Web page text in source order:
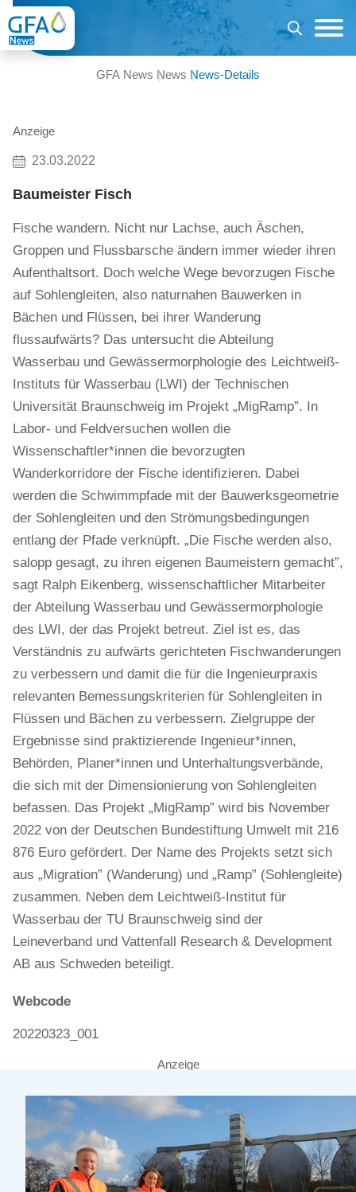
GFA News News News-Details
Anzeige
23.03.2022
Baumeister Fisch
Fische wandern. Nicht nur Lachse, auch Äschen,
Groppen und Flussbarsche ändern immer wieder ihren
Aufenthaltsort. Doch welche Wege bevorzugen Fische
auf Sohlengleiten, also naturnahen Bauwerken in
Bächen und Flüssen, bei ihrer Wanderung
flussaufwärts? Das untersucht die Abteilung
Wasserbau und Gewässermorphologie des Leichtweiß-
Instituts für Wasserbau (LWI) der Technischen
Universität Braunschweig im Projekt „MigRamp”. In
Labor- und Feldversuchen wollen die
Wissenschaftler*innen die bevorzugten
Wanderkorridore der Fische identifizieren. Dabei
werden die Schwimmpfade mit der Bauwerksgeometrie
der Sohlengleiten und den Strömungsbedingungen
entlang der Pfade verknüpft. „Die Fische werden also,
salopp gesagt, zu ihren eigenen Baumeistern gemacht”,
sagt Ralph Eikenberg, wissenschaftlicher Mitarbeiter
der Abteilung Wasserbau und Gewässermorphologie
des LWI, der das Projekt betreut. Ziel ist es, das
Verständnis zu aufwärts gerichteten Fischwanderungen
zu verbessern und damit die für die Ingenieurpraxis
relevanten Bemessungskriterien für Sohlengleiten in
Flüssen und Bächen zu verbessern. Zielgruppe der
Ergebnisse sind praktizierende Ingenieur*innen,
Behörden, Planer*innen und Unterhaltungsverbände,
die sich mit der Dimensionierung von Sohlengleiten
befassen. Das Projekt „MigRamp” wird bis November
2022 von der Deutschen Bundestiftung Umwelt mit 216
876 Euro gefördert. Der Name des Projekts setzt sich
aus „Migration” (Wanderung) und „Ramp” (Sohlengleite)
zusammen. Neben dem Leichtweiß-Institut für
Wasserbau der TU Braunschweig sind der
Leineverband und Vattenfall Research & Development
AB aus Schweden beteiligt.
Webcode
20220323_001
Anzeige